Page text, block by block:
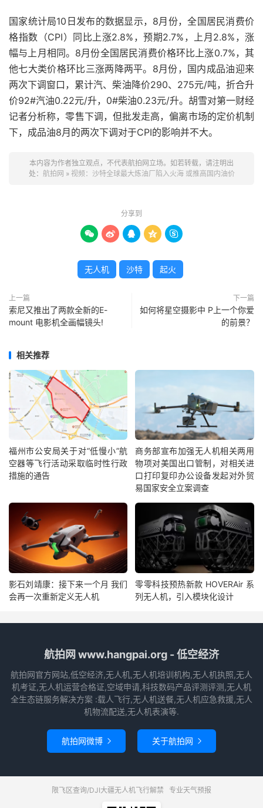
国家统计局10日发布的数据显示，8月份，全国居民消费价
格指数（CPI）同比上涨2.8%，预期2.7%，上月2.8%，涨
幅与上月相同。8月份全国居民消费价格环比上涨0.7%，其
他七大类价格环比三涨两降两平。8月份，国内成品油迎来
两次下调窗口，累计汽、柴油降价290、275元/吨，折合升
价92#汽油0.22元/升，0#柴油0.23元/升。胡雪对第一财经
记者分析称，零售下调，但批发走高，偏离市场的定价机制
下，成品油8月的两次下调对于CPI的影响并不大。
本内容为作者独立观点，不代表航拍网立场。如若转载，请注明出
处： 航拍网 » 视频：沙特全球最大炼油厂陷入火海 或推高国内油价
分享到
    
无人机 沙特 起火
上一篇
索尼又推出了两款全新的E-
mount 电影机全画幅镜头!
下一篇
如何将星空摄影中 P上一个你爱
的前景？
相关推荐
福州市公安局关于对“低慢小”航
空器等飞行活动采取临时性行政
措施的通告
商务部宣布加强无人机相关两用
物项对美国出口管制，对相关进
口打印复印办公设备发起对外贸
易国家安全立案调查
影石刘靖康：接下来一个月 我们
会再一次重新定义无人机
零零科技预热新款 HOVERAir 系
列无人机，引入模块化设计
航拍网 www.hangpai.org - 低空经济
航拍网官方网站,低空经济,无人机,无人机培训机构,无人机执照,无人
机考证,无人机运营合格证,空域申请,科技数码产品评测评测,无人机
全生态链服务解决方案 :载人飞行,无人机送餐,无人机应急救援,无人
机物流配送,无人机表演等.
航拍网微博  关于航拍网 
限飞区查询/DJI大疆无人机飞行解禁 专业天气预报